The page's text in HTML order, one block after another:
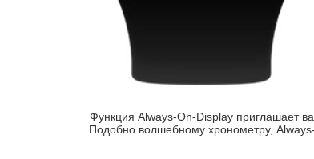
Функция Always-On-Display приглашает
Подобно волшебному хронометру,